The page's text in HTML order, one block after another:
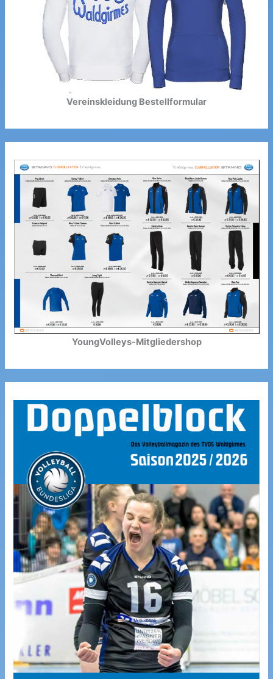
Vereinskleidung Bestellformular
YoungVolleys-Mitgliedershop